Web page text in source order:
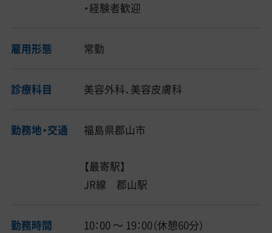
・経験者歓迎
雇用形態 常勤
診療科目 美容外科、美容皮膚科
勤務地・交通 福島県郡山市
【最寄駅】
JR線 郡山駅
勤務時間
10：00 〜 19：00（休憩60分）